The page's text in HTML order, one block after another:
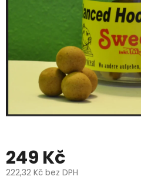
249 Kč
222,32 Kč bez DPH